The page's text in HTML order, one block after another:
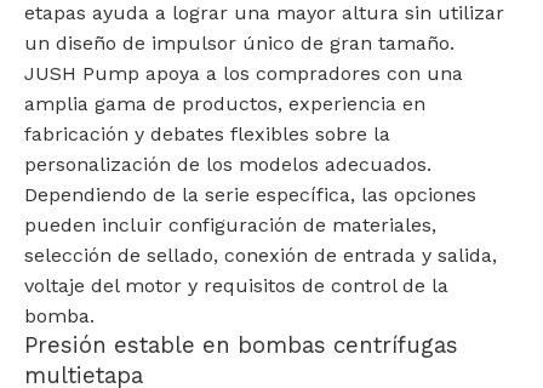
etapas ayuda a lograr una mayor altura sin utilizar
un diseño de impulsor único de gran tamaño.
JUSH Pump apoya a los compradores con una
amplia gama de productos, experiencia en
fabricación y debates flexibles sobre la
personalización de los modelos adecuados.
Dependiendo de la serie específica, las opciones
pueden incluir configuración de materiales,
selección de sellado, conexión de entrada y salida,
voltaje del motor y requisitos de control de la
bomba.
Presión estable en bombas centrífugas
multietapa